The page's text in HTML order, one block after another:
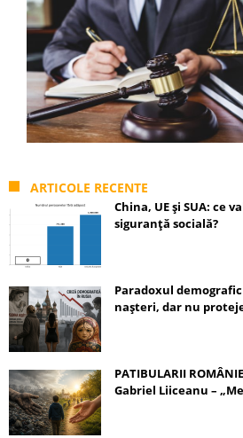
ARTICOLE RECENTE
China, UE și SUA: ce
siguranță socială?
Paradoxul
nașteri, dar nu
PATIBULARII
Gabriel Liiceanu –